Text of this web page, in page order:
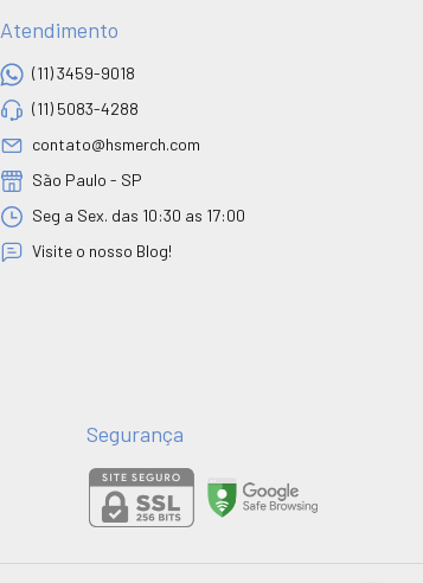
Atendimento
(11) 3459-9018
(11) 5083-4288
contato@hsmerch.com
São Paulo - SP
Seg a Sex. das 10:30 as 17:00
Visite o nosso Blog!
Segurança